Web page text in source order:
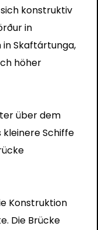
konstruktiv
in
Skaftártunga,
höher
über dem
kleinere Schiffe
Konstruktion
Die Brücke